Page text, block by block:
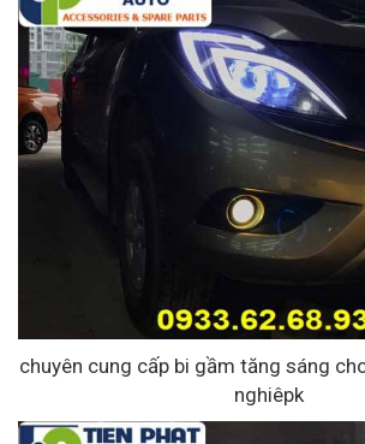
chuyên cung cấp bi gầm tăng sáng
nghiêpk